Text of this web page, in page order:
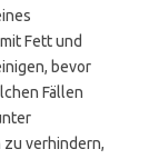
Fett und
bevor
Fällen
zu verhindern,